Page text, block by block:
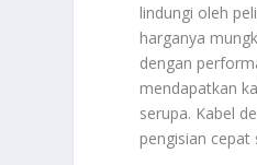
lindungi oleh
harganya
dengan
mendapatkan
serupa. Kabel
pengisian cepat